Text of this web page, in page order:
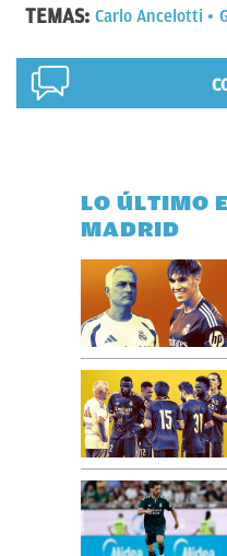
TEMAS: Carlo Ancelotti
LO ÚLTIMO
MADRID